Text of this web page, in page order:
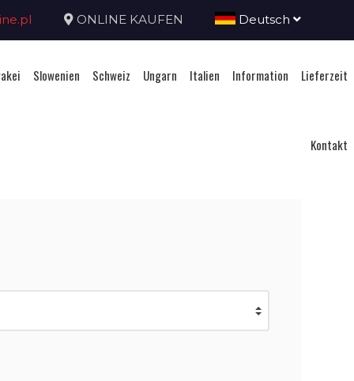
ONLINE KAUFEN Deutsch
Slowenien Schweiz Ungarn Italien Information Lieferzeit
Kontakt